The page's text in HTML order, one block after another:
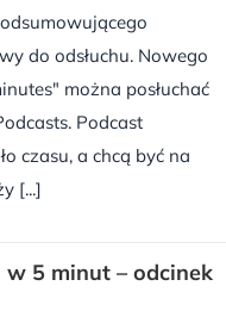
do odsłuchu. Nowego
można posłuchać
Podcast
czasu, a chcą być na
[...]
5 minut – odcinek